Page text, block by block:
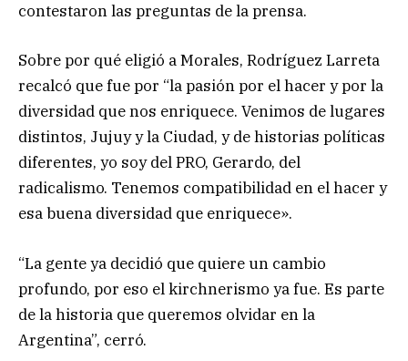
contestaron las preguntas de la prensa.
Sobre por qué eligió a Morales, Rodríguez Larreta
recalcó que fue por “la pasión por el hacer y por la
diversidad que nos enriquece. Venimos de lugares
distintos, Jujuy y la Ciudad, y de historias políticas
diferentes, yo soy del PRO, Gerardo, del
radicalismo. Tenemos compatibilidad en el hacer y
esa buena diversidad que enriquece».
“La gente ya decidió que quiere un cambio
profundo, por eso el kirchnerismo ya fue. Es parte
de la historia que queremos olvidar en la
Argentina”, cerró.